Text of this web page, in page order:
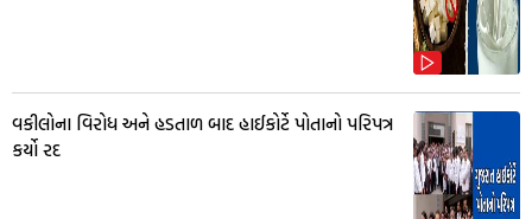
વકીલોના વિરોધ અને હડતાળ બાદ હાઈકોર્ટે પોતાનો પરિપત્ર
કર્યો રદ